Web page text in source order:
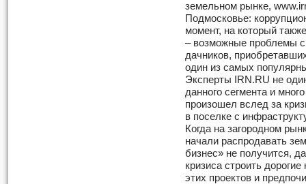
земельном рынке,
Подмосковье:
момент, на который
– возможные проблемы
дачников,
один из самых
Эксперты IRN.RU не
данного сегмента и
произошел вслед за
в поселке с
Когда на загородном
начали распродавать
бизнес» не получится,
кризиса строить
этих проектов и